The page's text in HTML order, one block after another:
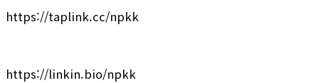
https://taplink.cc/npkk
https://linkin.bio/npkk